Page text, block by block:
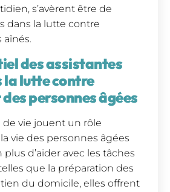
s’avèrent être de
dans la lutte contre
aînés.
des assistantes
la lutte contre
personnes âgées
de vie jouent un rôle
vie des personnes âgées
plus d’aider avec les tâches
que la préparation des
du domicile, elles offrent